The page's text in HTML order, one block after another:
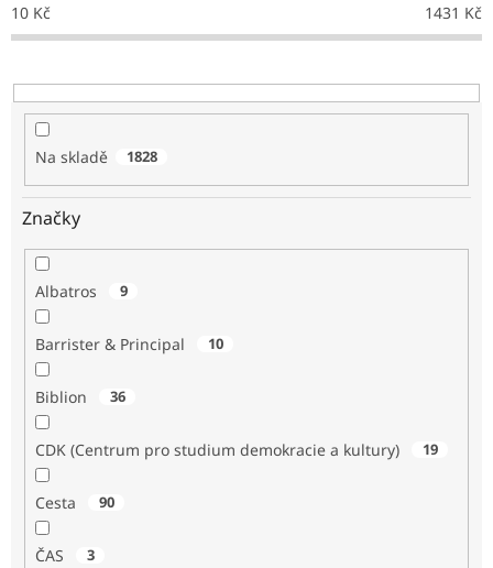
k
t
10 Kč 1431 Kč
Na skladě 1828
Značky
Albatros 9
Barrister & Principal 10
Biblion 36
CDK (Centrum pro studium demokracie a kultury) 19
Cesta 90
ČAS 3